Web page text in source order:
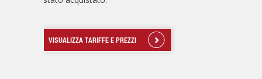
VISUALIZZA TARIFFE E PREZZI